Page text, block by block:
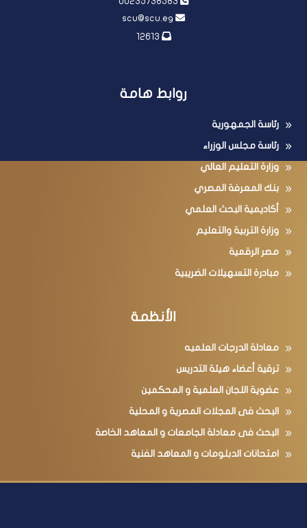
روابط هامة
رئاسة الجمهورية
رئاسة مجلس الوزراء
وزارة التعليم العالي
بنك المعرفة المصري
أكاديمية البحث العلمي
وزارة التربية والتعليم
مصر الرقمية
مبادرة التسهيلات الضريبية
الأنظمة
معادلة الدرجات العلميه
ترقية أعضاء هيئة التدريس
عضوية اللجان العلمية و المحكمين
البحث فى المجلات المصرية و المحلية
البحث فى معادلة الجامعات و المعاهد الخاصة
امتحانات الدبلومات و المعاهد الفنية